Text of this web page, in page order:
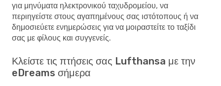
για μηνύματα ηλεκτρονικού ταχυδρομείου, να
περιηγείστε στους αγαπημένους σας ιστότοπους ή να
δημοσιεύετε ενημερώσεις για να μοιραστείτε το ταξίδι
σας με φίλους και συγγενείς.
Κλείστε τις πτήσεις σας Lufthansa με την
eDreams σήμερα